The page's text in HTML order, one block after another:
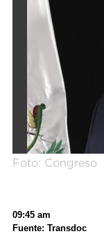
Foto: Congreso
09:45 am
Fuente: Transdoc